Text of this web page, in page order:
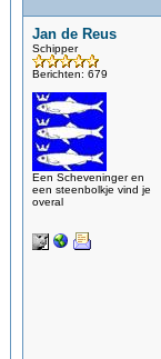
Jan de Reus
Schipper
Berichten: 679
Een Scheveninger en
een steenbolkje vind je
overal